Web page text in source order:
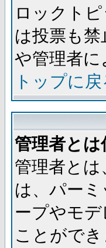
ロックト
は投票も
や管理者
トップに戻
管理者とは
管理者と
は、パー
ープやモ
ことがで